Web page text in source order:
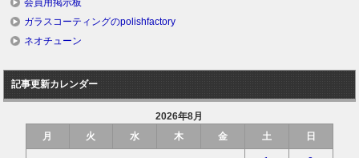
会員用掲示板
ガラスコーティングのpolishfactory
ネオチューン
記事更新カレンダー
2026年8月
月
火 水 木 金 土 日